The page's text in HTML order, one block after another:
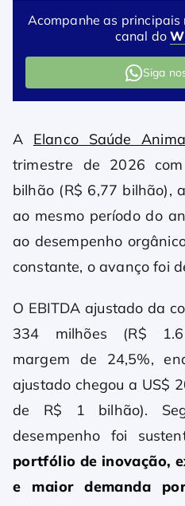
Acompanhe as
canal do
Siga
A Elanco Saúde
trimestre de 2026
bilhão (R$ 6,77 bilhão),
ao mesmo período do
ao desempenho
constante, o avanço foi
O EBITDA ajustado da
334 milhões (R$
margem de 24,5%,
ajustado chegou a US$
de R$ 1 bilhão).
desempenho foi
portfólio de inovação,
e maior demanda